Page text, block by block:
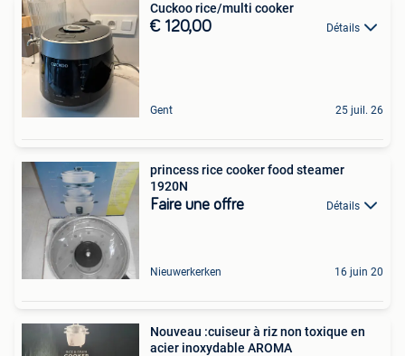
Cuckoo rice/multi cooker
€ 120,00 Détails
Gent 25 juil. 26
princess rice cooker food steamer
1920N
Faire une offre Détails
Nieuwerkerken 16 juin 20
Nouveau :cuiseur à riz non toxique en
acier inoxydable AROMA